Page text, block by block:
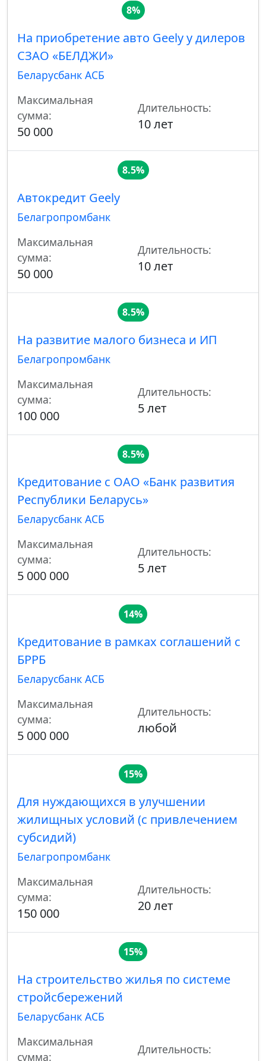
8%
На приобретение авто Geely у дилеров
СЗАО «БЕЛДЖИ»
Беларусбанк АСБ
Максимальная
сумма:
50 000
Длительность:
10 лет
8.5%
Автокредит Geely
Белагропромбанк
Максимальная
сумма:
50 000
Длительность:
10 лет
8.5%
На развитие малого бизнеса и ИП
Белагропромбанк
Максимальная
сумма:
100 000
Длительность:
5 лет
8.5%
Кредитование с ОАО «Банк развития
Республики Беларусь»
Беларусбанк АСБ
Максимальная
сумма:
5 000 000
Длительность:
5 лет
14%
Кредитование в рамках соглашений с
БРРБ
Беларусбанк АСБ
Максимальная
сумма:
5 000 000
Длительность:
любой
15%
Для нуждающихся в улучшении
жилищных условий (с привлечением
субсидий)
Белагропромбанк
Максимальная
сумма:
150 000
Длительность:
20 лет
15%
На строительство жилья по системе
стройсбережений
Беларусбанк АСБ
Максимальная
сумма:
Длительность: